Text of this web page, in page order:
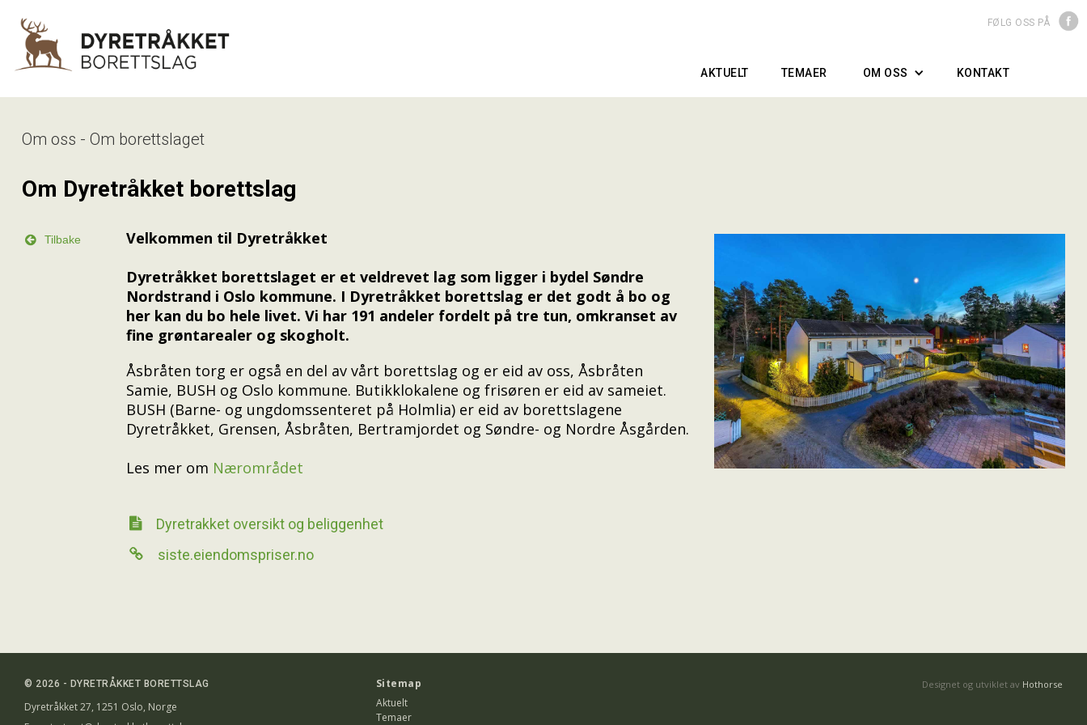
AKTUELT TEMAER OM OSS KONTAKT
FØLG OSS PÅ
Om oss - Om borettslaget
Om Dyretråkket borettslag
 Tilbake
Velkommen til Dyretråkket
Dyretråkket borettslaget er et veldrevet lag som ligger i bydel Søndre
Nordstrand i Oslo kommune. I Dyretråkket borettslag er det godt å bo og
her kan du bo hele livet. Vi har 191 andeler fordelt på tre tun, omkranset av
fine grøntarealer og skogholt.
Åsbråten torg er også en del av vårt borettslag og er eid av oss, Åsbråten
Samie, BUSH og Oslo kommune. Butikklokalene og frisøren er eid av sameiet.
BUSH (Barne- og ungdomssenteret på Holmlia) er eid av borettslagene
Dyretråkket, Grensen, Åsbråten, Bertramjordet og Søndre- og Nordre Åsgården.
Les mer om Nærområdet
 Dyretrakket oversikt og beliggenhet
 siste.eiendomspriser.no
© 2026 - DYRETRÅKKET BORETTSLAG
Dyretråkket 27, 1251 Oslo, Norge
Sitemap
Aktuelt
Temaer
Designet og utviklet av Hothorse